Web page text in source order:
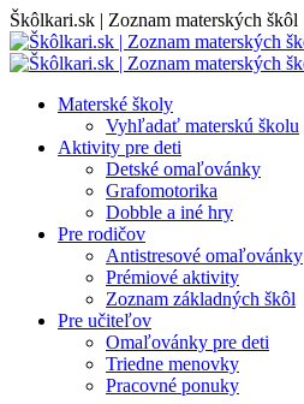
Skip
to
content
Škôlkari.sk | Zoznam materských škôl
Materské školy
Vyhľadať materskú školu
Aktivity pre deti
Detské omaľovánky
Grafomotorika
Dobble a iné hry
Pre rodičov
Antistresové omaľovánky
Prémiové aktivity
Zoznam základných škôl
Pre učiteľov
Omaľovánky pre deti
Triedne menovky
Pracovné ponuky